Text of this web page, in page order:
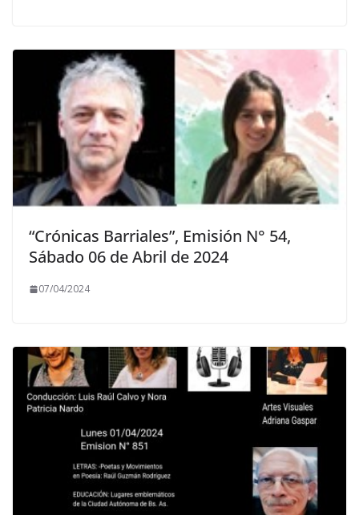
“Crónicas Barriales”, Emisión N° 54,
Sábado 06 de Abril de 2024
07/04/2024